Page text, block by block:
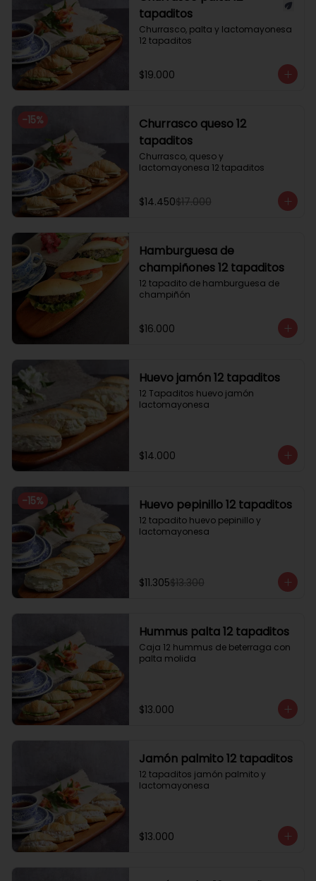
tapaditos
Churrasco, palta y lactomayonesa
12 tapaditos
$19.000
-15%
Churrasco queso 12
tapaditos
Churrasco, queso y
lactomayonesa 12 tapaditos
$14.450$17.000
Hamburguesa de
champiñones 12 tapaditos
12 tapadito de hamburguesa de
champiñón
$16.000
Huevo jamón 12 tapaditos
12 Tapaditos huevo jamón
lactomayonesa
$14.000
-15% Huevo pepinillo 12 tapaditos
12 tapadito huevo pepinillo y
lactomayonesa
$11.305$13.300
Hummus palta 12 tapaditos
Caja 12 hummus de beterraga con
palta molida
$13.000
Jamón palmito 12 tapaditos
12 tapaditos jamón palmito y
lactomayonesa
$13.000